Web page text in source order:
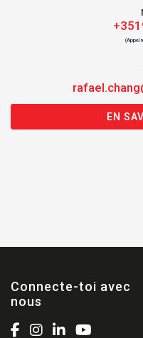
(Appel
EN
Connecte-toi avec
nous